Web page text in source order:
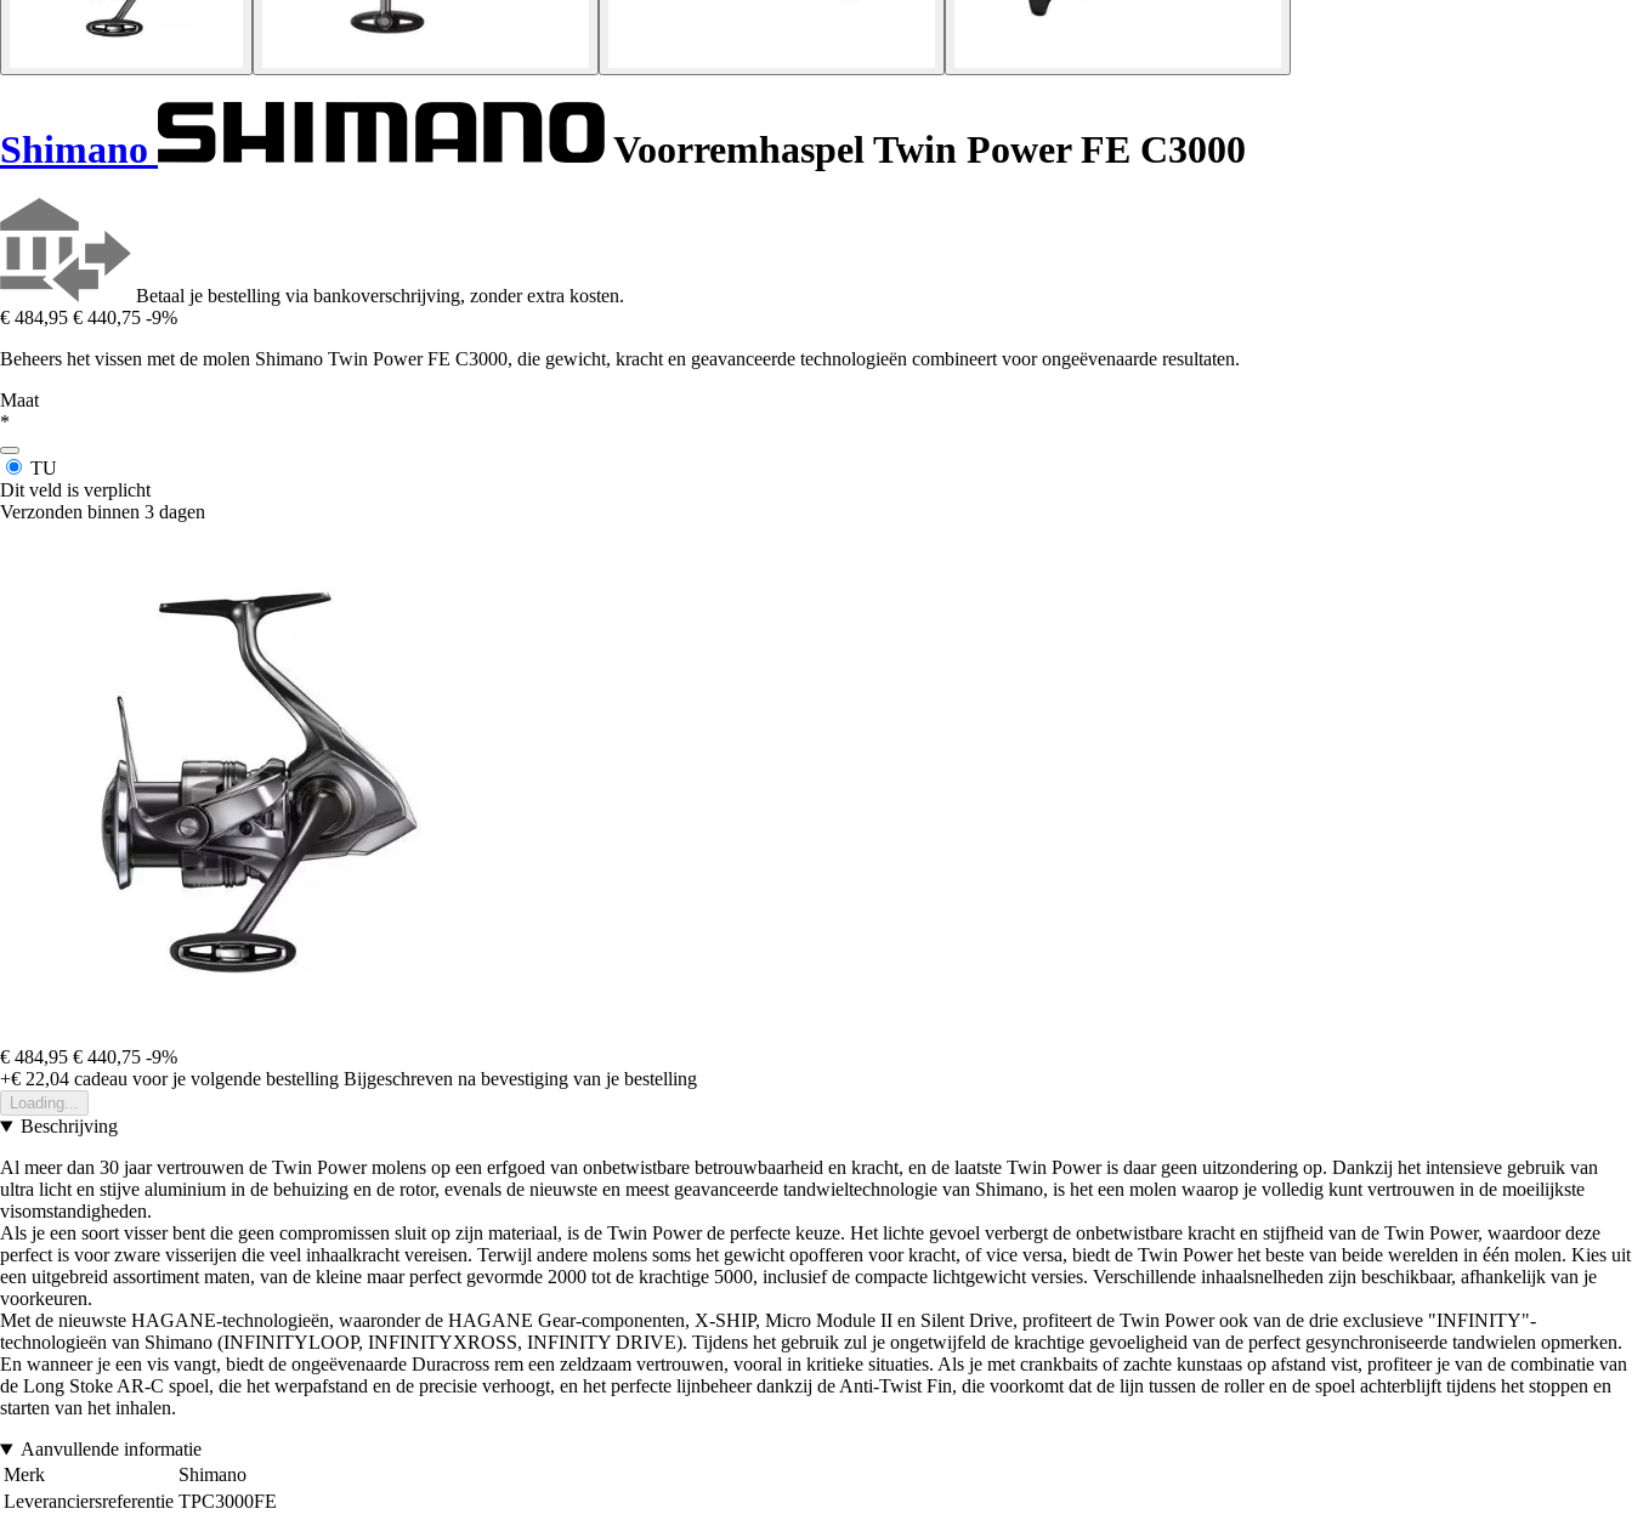
Shimano Voorremhaspel Twin Power FE C3000
Betaal je bestelling via bankoverschrijving, zonder extra kosten.
€ 484,95 € 440,75 -9%
Beheers het vissen met de molen Shimano Twin Power FE C3000, die gewicht, kracht en geavanceerde technologieën combineert voor ongeëvenaarde resultaten.
Maat
*
TU
Dit veld is verplicht
Verzonden binnen 3 dagen
€ 484,95 € 440,75 -9%
+€ 22,04 cadeau voor je volgende bestelling Bijgeschreven na bevestiging van je bestelling
Loading...
Beschrijving
Al meer dan 30 jaar vertrouwen de Twin Power molens op een erfgoed van onbetwistbare betrouwbaarheid en kracht, en de laatste Twin Power is daar geen uitzondering op. Dankzij het intensieve gebruik van
ultra licht en stijve aluminium in de behuizing en de rotor, evenals de nieuwste en meest geavanceerde tandwieltechnologie van Shimano, is het een molen waarop je volledig kunt vertrouwen in de moeilijkste
visomstandigheden.
Als je een soort visser bent die geen compromissen sluit op zijn materiaal, is de Twin Power de perfecte keuze. Het lichte gevoel verbergt de onbetwistbare kracht en stijfheid van de Twin Power, waardoor deze
perfect is voor zware visserijen die veel inhaalkracht vereisen. Terwijl andere molens soms het gewicht opofferen voor kracht, of vice versa, biedt de Twin Power het beste van beide werelden in één molen. Kies uit
een uitgebreid assortiment maten, van de kleine maar perfect gevormde 2000 tot de krachtige 5000, inclusief de compacte lichtgewicht versies. Verschillende inhaalsnelheden zijn beschikbaar, afhankelijk van je
voorkeuren.
Met de nieuwste HAGANE-technologieën, waaronder de HAGANE Gear-componenten, X-SHIP, Micro Module II en Silent Drive, profiteert de Twin Power ook van de drie exclusieve "INFINITY"-
technologieën van Shimano (INFINITYLOOP, INFINITYXROSS, INFINITY DRIVE). Tijdens het gebruik zul je ongetwijfeld de krachtige gevoeligheid van de perfect gesynchroniseerde tandwielen opmerken.
En wanneer je een vis vangt, biedt de ongeëvenaarde Duracross rem een zeldzaam vertrouwen, vooral in kritieke situaties. Als je met crankbaits of zachte kunstaas op afstand vist, profiteer je van de combinatie van
de Long Stoke AR-C spoel, die het werpafstand en de precisie verhoogt, en het perfecte lijnbeheer dankzij de Anti-Twist Fin, die voorkomt dat de lijn tussen de roller en de spoel achterblijft tijdens het stoppen en
starten van het inhalen.
Aanvullende informatie
Merk
Shimano
Leveranciersreferentie TPC3000FE